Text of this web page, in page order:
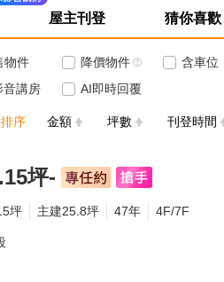
屋主刊登 猜你喜歡
物件 降價物件 含車位
音講房 AI即時回覆
序 金額 坪數 刊登時間
坪-
坪 主建25.8坪 47年 4F/7F